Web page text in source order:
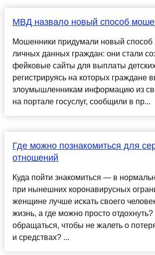
МВД назвало новый способ
Мошенники придумали новый способ
личных данных граждан: они стали
фейковые сайты для выплаты
регистрируясь на которых граждане
злоумышленникам информацию из
на портале госуслуг, сообщили в пр...
Где можно познакомиться для
отношений
Куда пойти знакомиться — в
при нынешних коронавирусных
женщине лучше искать своего
жизнь, а где можно просто
обращаться, чтобы не жалеть о
и средствах? ...